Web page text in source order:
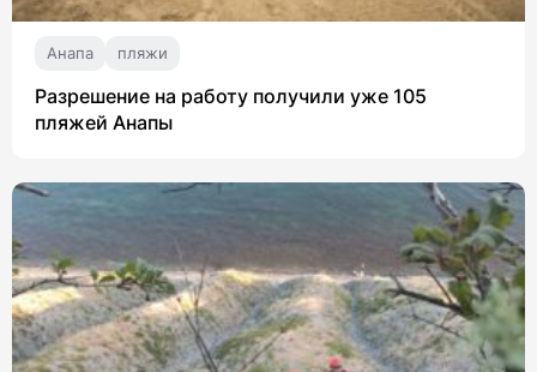
Анапа пляжи
Разрешение на работу получили уже 105
пляжей Анапы